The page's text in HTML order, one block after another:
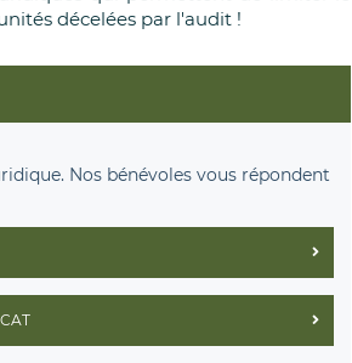
décelées par l'audit !
Nos bénévoles vous répondent